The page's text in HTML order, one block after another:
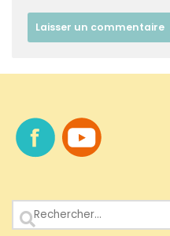
Rechercher :